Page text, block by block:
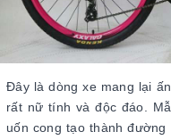
Đây là dòng xe mang lại
rất nữ tính và độc đáo.
uốn cong tạo thành đường